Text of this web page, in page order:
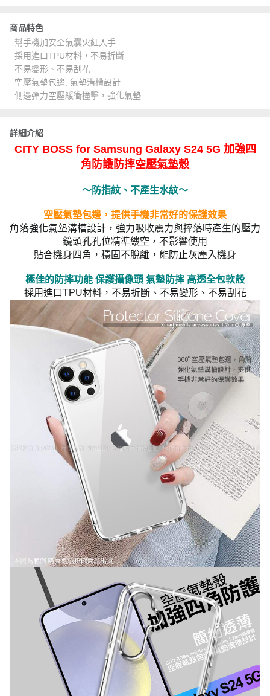
商品特色
幫手機加安全氣囊火紅入手
採用進口TPU材料，不易折斷
不易變形、不易刮花
空壓氣墊包邊, 氣墊溝槽設計
側邊彈力空壓緩衝撞擊，強化氣墊
詳細介紹
CITY BOSS for Samsung Galaxy S24 5G 加強四
角防護防摔空壓氣墊殼
～防指紋、不產生水紋～
空壓氣墊包邊，提供手機非常好的保護效果
角落強化氣墊溝槽設計，強力吸收震力與摔落時產生的壓力
鏡頭孔孔位精準縷空，不影響使用
貼合機身四角，穩固不脫離，能防止灰塵入機身
極佳的防摔功能 保護攝像頭 氣墊防摔 高透全包軟殼
採用進口TPU材料，不易折斷、不易變形、不易刮花